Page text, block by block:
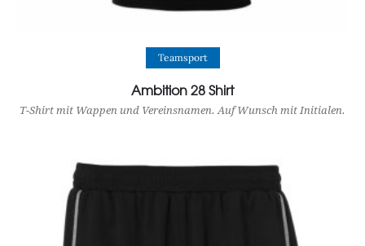
View Product
Teamsport
Ambition 28 Shirt
T-Shirt mit Wappen und Vereinsnamen. Auf Wunsch mit Initialen.